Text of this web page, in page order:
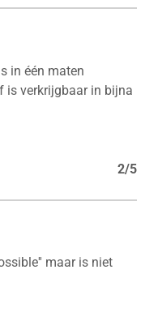
in één maten
is verkrijgbaar in bijna
2/5
maar is niet